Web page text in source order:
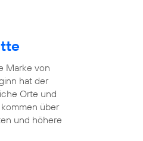
Marke von
hat der
Orte und
über
und höhere